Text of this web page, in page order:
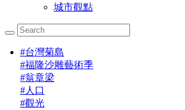
城市觀點
#台灣菊島
#福隆沙雕藝術季
#翁章梁
#人口
#觀光